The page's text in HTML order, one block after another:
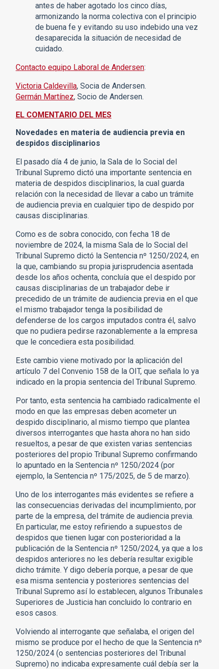
antes de haber agotado los cinco días,
armonizando la norma colectiva con el principio
de buena fe y evitando su uso indebido una vez
desaparecida la situación de necesidad de
cuidado.
Contacto equipo Laboral de Andersen:
Victoria Caldevilla, Socia de Andersen.
Germán Martínez, Socio de Andersen.
EL COMENTARIO DEL MES
Novedades en materia de audiencia previa en
despidos disciplinarios
El pasado día 4 de junio, la Sala de lo Social del
Tribunal Supremo dictó una importante sentencia en
materia de despidos disciplinarios, la cual guarda
relación con la necesidad de llevar a cabo un trámite
de audiencia previa en cualquier tipo de despido por
causas disciplinarias.
Como es de sobra conocido, con fecha 18 de
noviembre de 2024, la misma Sala de lo Social del
Tribunal Supremo dictó la Sentencia nº 1250/2024, en
la que, cambiando su propia jurisprudencia asentada
desde los años ochenta, concluía que el despido por
causas disciplinarias de un trabajador debe ir
precedido de un trámite de audiencia previa en el que
el mismo trabajador tenga la posibilidad de
defenderse de los cargos imputados contra él, salvo
que no pudiera pedirse razonablemente a la empresa
que le concediera esta posibilidad.
Este cambio viene motivado por la aplicación del
artículo 7 del Convenio 158 de la OIT, que señala lo ya
indicado en la propia sentencia del Tribunal Supremo.
Por tanto, esta sentencia ha cambiado radicalmente el
modo en que las empresas deben acometer un
despido disciplinario, al mismo tiempo que plantea
diversos interrogantes que hasta ahora no han sido
resueltos, a pesar de que existen varias sentencias
posteriores del propio Tribunal Supremo confirmando
lo apuntado en la Sentencia nº 1250/2024 (por
ejemplo, la Sentencia nº 175/2025, de 5 de marzo).
Uno de los interrogantes más evidentes se refiere a
las consecuencias derivadas del incumplimiento, por
parte de la empresa, del trámite de audiencia previa.
En particular, me estoy refiriendo a supuestos de
despidos que tienen lugar con posterioridad a la
publicación de la Sentencia nº 1250/2024, ya que a los
despidos anteriores no les debería resultar exigible
dicho trámite. Y digo debería porque, a pesar de que
esa misma sentencia y posteriores sentencias del
Tribunal Supremo así lo establecen, algunos Tribunales
Superiores de Justicia han concluido lo contrario en
esos casos.
Volviendo al interrogante que señalaba, el origen del
mismo se produce por el hecho de que la Sentencia nº
1250/2024 (o sentencias posteriores del Tribunal
Supremo) no indicaba expresamente cuál debía ser la